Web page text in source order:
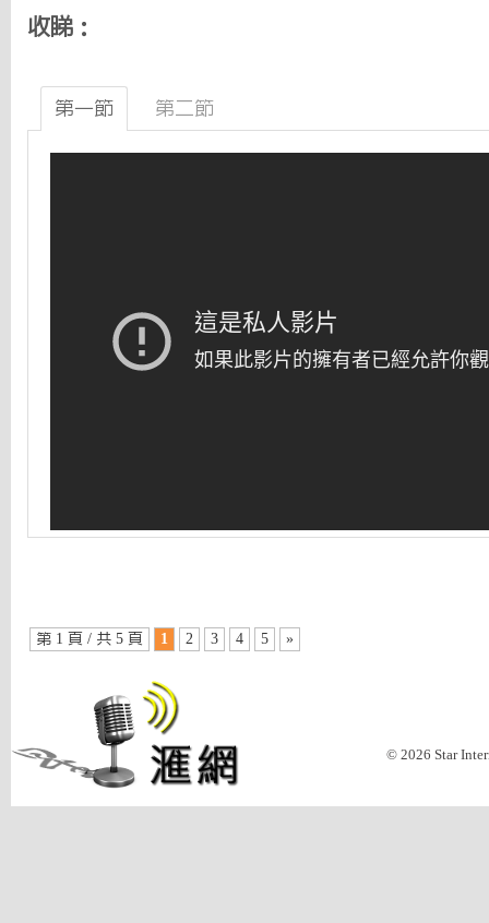
收睇：
第一節 第二節
第 1 頁 / 共 5 頁 1 2 3 4 5 »
© 2026 Star